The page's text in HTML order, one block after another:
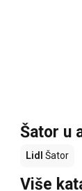
Šator u
Lidl Šator
Više